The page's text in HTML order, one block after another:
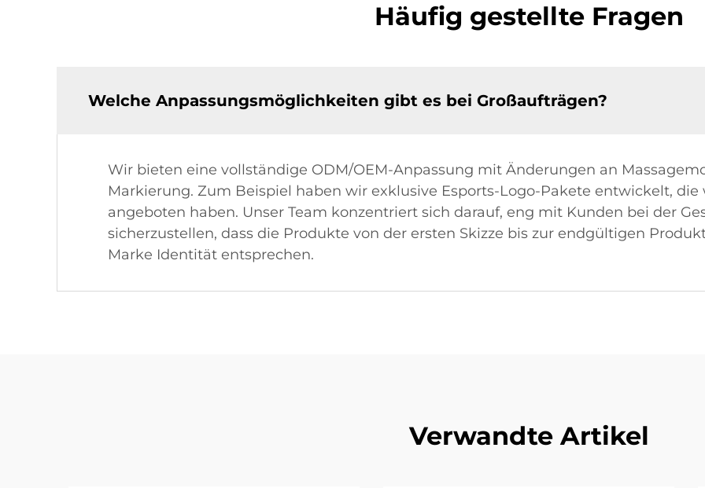
Häufig gestellte Fragen
Welche Anpassungsmöglichkeiten gibt es bei Großaufträgen?
Wir bieten eine vollständige ODM/OEM-Anpassung mit Änderungen an
Markierung. Zum Beispiel haben wir exklusive Esports-Logo-Pakete entwickelt,
angeboten haben. Unser Team konzentriert sich darauf, eng mit Kunden bei der
sicherzustellen, dass die Produkte von der ersten Skizze bis zur endgültigen
Marke Identität entsprechen.
Verwandte Artikel